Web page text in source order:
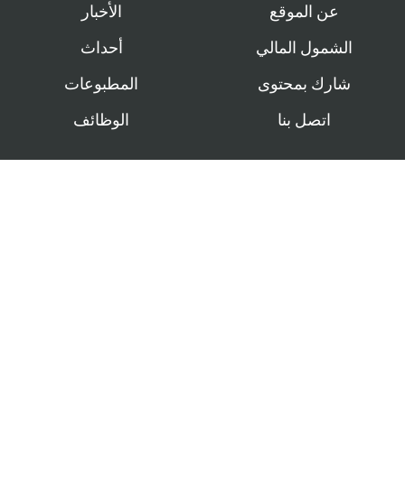
عن الموقع
الشمول المالي
شارك بمحتوى
اتصل بنا
الأخبار
أحداث
المطبوعات
الوظائف